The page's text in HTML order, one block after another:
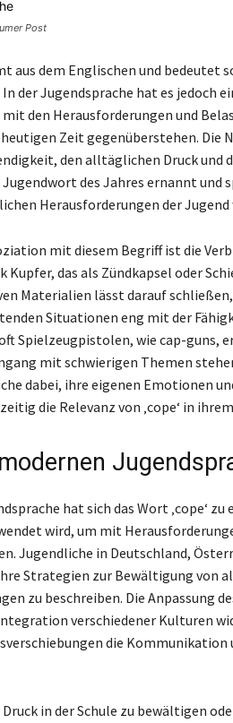
Post
aus dem Englischen und bedeutet
der Jugendsprache hat es jedoch
den Herausforderungen und
Zeit gegenüberstehen. Die
den alltäglichen Druck und
Jugendwort des Jahres ernannt
Herausforderungen der Jugend
mit diesem Begriff ist die
das als Zündkapsel oder
Materialien lässt darauf schließen,
Situationen eng mit der
Spielzeugpistolen, wie cap-guns,
mit schwierigen Themen
dabei, ihre eigenen Emotionen
die Relevanz von ‚cope‘ in
modernen
hat sich das Wort ‚cope‘
wird, um mit
Jugendliche in Deutschland,
ihre Strategien zur Bewältigung von
zu beschreiben. Die Anpassung
verschiedener Kulturen
die
in der Schule zu bewältigen